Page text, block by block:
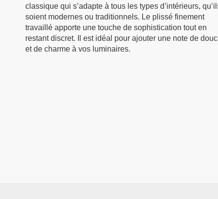
classique qui s’adapte à tous les types d’intérieurs,
soient modernes ou traditionnels. Le plissé finement
travaillé apporte une touche de sophistication tout en
restant discret. Il est idéal pour ajouter une note de
et de charme à vos luminaires.